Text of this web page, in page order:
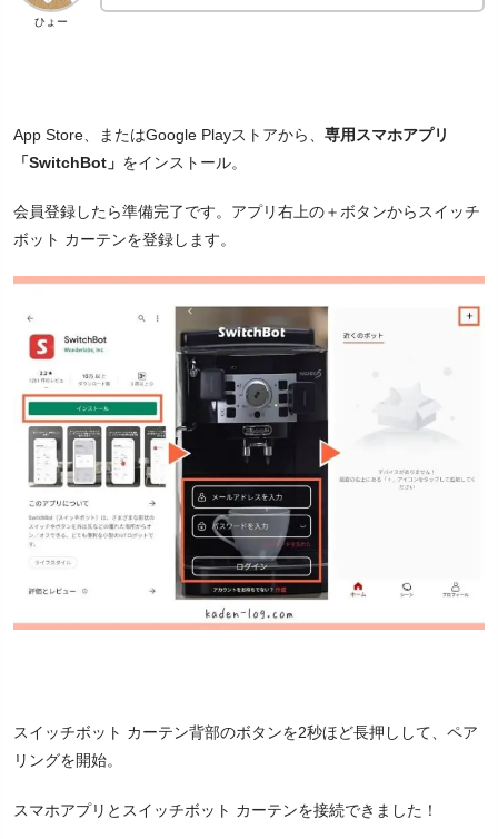
ひょー
App Store、またはGoogle Playストアから、 専用スマホアプリ
「SwitchBot」 をインストール。
会員登録したら準備完了です。アプリ右上の＋ボタンからスイッチ
ボット カーテンを登録します。
スイッチボット カーテン背部のボタンを2秒ほど長押しして、ペア
リングを開始。
スマホアプリとスイッチボット カーテンを接続できました！